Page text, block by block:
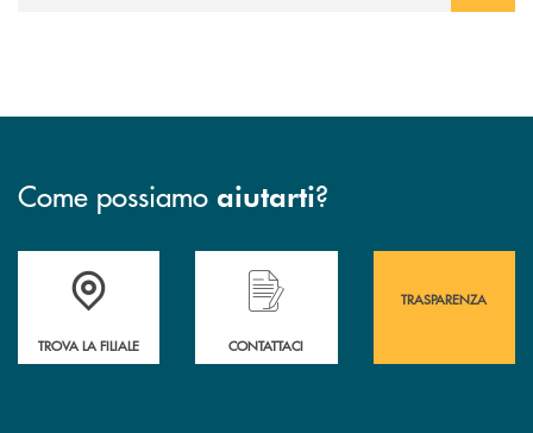
Come possiamo aiutarti?
Accedi all' elenco completo&nbsp; delle&nbsp; filiali&nbsp; di Banca
TROVA LA FILIALE
Hai bisogno di assistenza immediata?
CONTATTACI
TRASPARENZA